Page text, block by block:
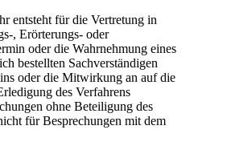
entsteht für die Vertretung in
, Erörterungs- oder
oder die Wahrnehmung eines
bestellten Sachverständigen
oder die Mitwirkung an auf die
des Verfahrens
ohne Beteiligung des
für Besprechungen mit dem